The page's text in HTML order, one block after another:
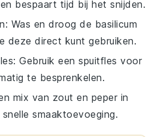
bespaart tijd bij het snijden.
: Was en droog de basilicum
deze direct kunt gebruiken.
: Gebruik een spuitfles voor
te besprenkelen.
mix van zout en peper in
smaaktoevoeging.